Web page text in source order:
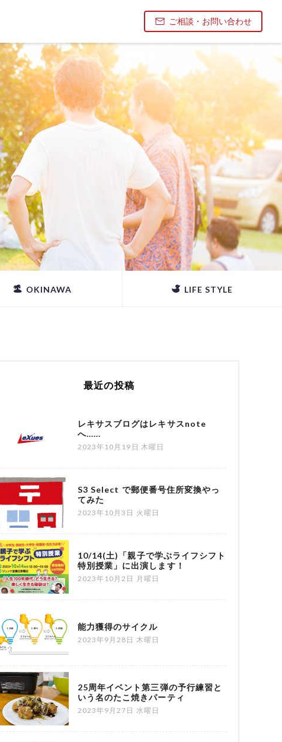
ご相談・お問い合わせ
OKINAWA LIFE STYLE
最近の投稿
レキサスブログはレキサスnote
へ......
2023年10月19日 木曜日
S3 Select で郵便番号住所変換やっ
てみた
2023年10月3日 火曜日
10/14(土)「親子で学ぶライフシフト
特別授業」に出演します！
2023年10月2日 月曜日
能力獲得のサイクル
2023年9月28日 木曜日
25周年イベント第三弾の予行練習と
いう名のたこ焼きパーティ
2023年9月27日 水曜日